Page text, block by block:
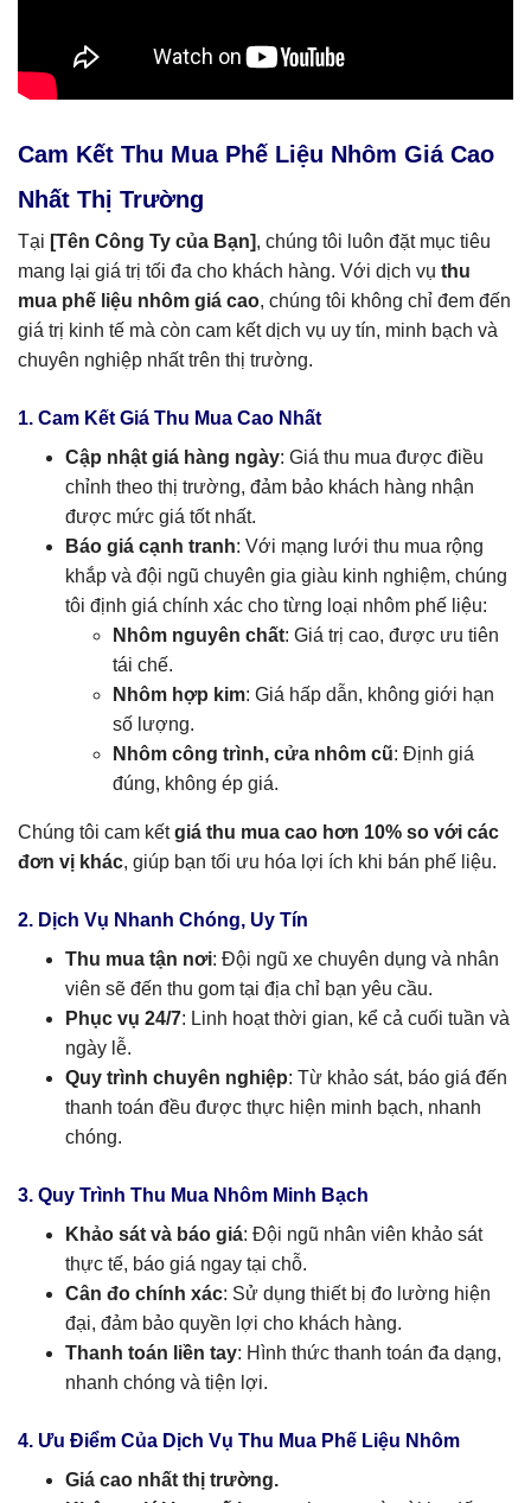
Cam Kết Thu Mua Phế Liệu Nhôm Giá Cao
Nhất Thị Trường
Tại [Tên Công Ty của Bạn], chúng tôi luôn đặt mục tiêu
mang lại giá trị tối đa cho khách hàng. Với dịch vụ thu
mua phế liệu nhôm giá cao, chúng tôi không chỉ đem đến
giá trị kinh tế mà còn cam kết dịch vụ uy tín, minh bạch và
chuyên nghiệp nhất trên thị trường.
1. Cam Kết Giá Thu Mua Cao Nhất
Cập nhật giá hàng ngày: Giá thu mua được điều
chỉnh theo thị trường, đảm bảo khách hàng nhận
được mức giá tốt nhất.
Báo giá cạnh tranh: Với mạng lưới thu mua rộng
khắp và đội ngũ chuyên gia giàu kinh nghiệm, chúng
tôi định giá chính xác cho từng loại nhôm phế liệu:
Nhôm nguyên chất: Giá trị cao, được ưu tiên
tái chế.
Nhôm hợp kim: Giá hấp dẫn, không giới hạn
số lượng.
Nhôm công trình, cửa nhôm cũ: Định giá
đúng, không ép giá.
Chúng tôi cam kếtgiá thu mua cao hơn 10% so với các
đơn vị khác, giúp bạn tối ưu hóa lợi ích khi bán phế liệu.
2. Dịch Vụ Nhanh Chóng, Uy Tín
Thu mua tận nơi: Đội ngũ xe chuyên dụng và nhân
viên sẽ đến thu gom tại địa chỉ bạn yêu cầu.
Phục vụ 24/7: Linh hoạt thời gian, kể cả cuối tuần và
ngày lễ.
Quy trình chuyên nghiệp: Từ khảo sát, báo giá đến
thanh toán đều được thực hiện minh bạch, nhanh
chóng.
3. Quy Trình Thu Mua Nhôm Minh Bạch
Khảo sát và báo giá: Đội ngũ nhân viên khảo sát
thực tế, báo giá ngay tại chỗ.
Cân đo chính xác: Sử dụng thiết bị đo lường hiện
đại, đảm bảo quyền lợi cho khách hàng.
Thanh toán liền tay: Hình thức thanh toán đa dạng,
nhanh chóng và tiện lợi.
4. Ưu Điểm Của Dịch Vụ Thu Mua Phế Liệu Nhôm
Giá cao nhất thị trường.